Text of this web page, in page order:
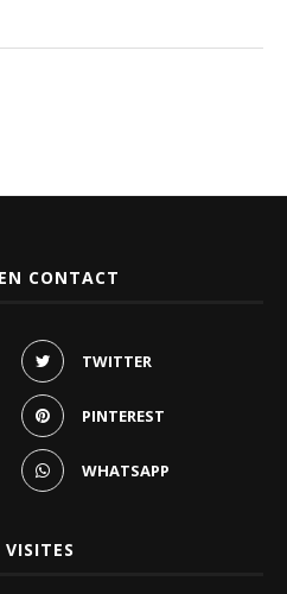
CONTACT
TWITTER
PINTEREST
WHATSAPP
VISITES